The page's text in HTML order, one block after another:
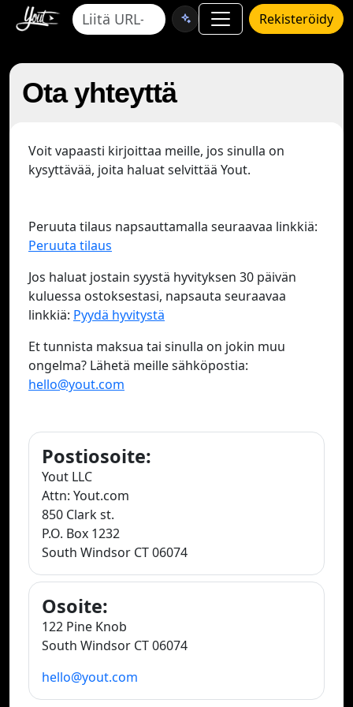
Rekisteröidy
Ota yhteyttä
Voit vapaasti kirjoittaa meille, jos sinulla on
kysyttävää, joita haluat selvittää Yout.
Peruuta tilaus napsauttamalla seuraavaa linkkiä:
Peruuta tilaus
Jos haluat jostain syystä hyvityksen 30 päivän
kuluessa ostoksestasi, napsauta seuraavaa
linkkiä: Pyydä hyvitystä
Et tunnista maksua tai sinulla on jokin muu
ongelma? Lähetä meille sähköpostia:
hello@yout.com
Postiosoite:
Yout LLC
Attn: Yout.com
850 Clark st.
P.O. Box 1232
South Windsor CT 06074
Osoite:
122 Pine Knob
South Windsor CT 06074
hello@yout.com